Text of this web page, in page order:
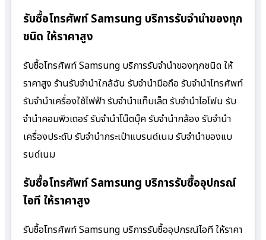
รับซื้อโทรศัพท์ Samsung บริการรับจำนำของทุก
ชนิด ให้ราคาสูง
รับซื้อโทรศัพท์ Samsung บริการรับจำนำของทุกชนิด ให้
ราคาสูง ร้านรับจํานําใกล้ฉัน รับจำนำมือถือ รับจำนำโทรศัพท์
รับจำนำเครื่องใช้ไฟฟ้า รับจำนำแท็บเล็ต รับจำนำไอโฟน รับ
จำนำคอมพิวเตอร์ รับจำนำโน๊ตบุ๊ค รับจำนำกล้อง รับจำนำ
เครื่องประดับ รับจำนำกระเป๋าแบรนด์เนม รับจำนำของแบ
รนด์เนม
รับซื้อโทรศัพท์ Samsung บริการรับซื้ออุปกรณ์
ไอที ให้ราคาสูง
รับซื้อโทรศัพท์ Samsung บริการรับซื้ออุปกรณ์ไอที ให้ราคา